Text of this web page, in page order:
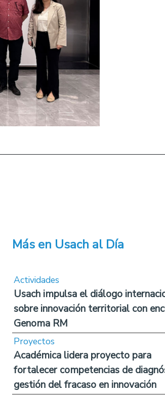
Más en Usach al Día
Actividades
Usach impulsa el diálogo
sobre innovación territorial con
Genoma RM
Proyectos
Académica lidera proyecto para
fortalecer competencias de
gestión del fracaso en innovación